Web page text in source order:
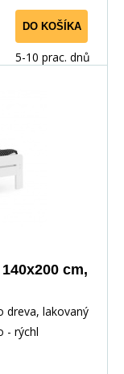
DO KOŠÍKA
5-10 prac. dnů
cm,
dreva, lakovaný
- rýchl